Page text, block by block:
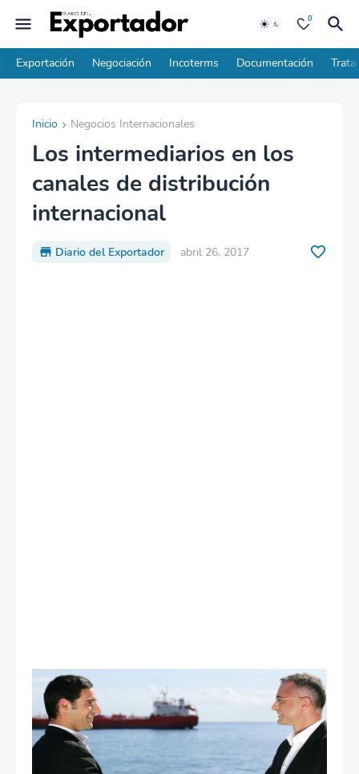
0
Exportación Negociación Incoterms Documentación
Inicio Negocios Internacionales
Los intermediarios en los
canales de distribución
internacional
Diario del Exportador abril 26, 2017